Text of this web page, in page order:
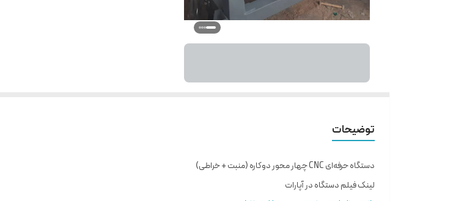
توضیحات
دستگاه حرفه‌ای CNC چهار محور دوکاره (منبت + خراطی)
لینک فیلم دستگاه در آپارات